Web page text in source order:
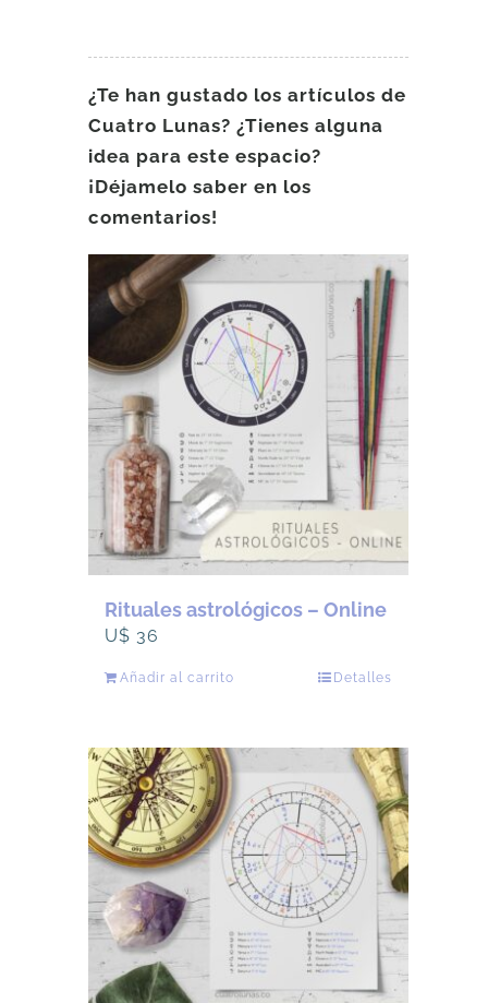
¿Te han gustado los artículos de
Cuatro Lunas? ¿Tienes alguna
idea para este espacio?
¡Déjamelo saber en los
comentarios!
Rituales astrológicos – Online
U$ 36
Añadir al carrito Detalles